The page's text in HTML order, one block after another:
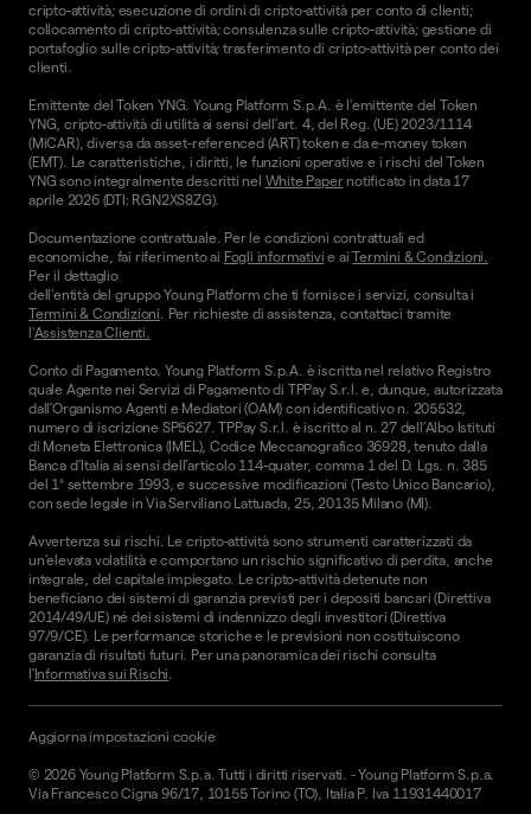
cripto-attività; esecuzione di ordini di cripto-attività per conto di clienti;
collocamento di cripto-attività; consulenza sulle cripto-attività; gestione di
portafoglio sulle cripto-attività; trasferimento di cripto-attività per conto dei
clienti.
Emittente del Token YNG. Young Platform S.p.A. è l'emittente del Token
YNG, cripto-attività di utilità ai sensi dell'art. 4, del Reg. (UE) 2023/1114
(MiCAR), diversa da asset-referenced (ART) token e da e-money token
(EMT). Le caratteristiche, i diritti, le funzioni operative e i rischi del Token
YNG sono integralmente descritti nel White Papernotificato in data 17
aprile 2026 (DTI: RGN2XS8ZG).
Documentazione contrattuale. Per le condizioni contrattuali ed
economiche, fai riferimento ai Fogli informativi e aiTermini & Condizioni.
Per il dettaglio
dell'entità del gruppo Young Platform che ti fornisce i servizi, consulta i
Termini & Condizioni . Per richieste di assistenza, contattaci tramite
l'Assistenza Clienti.
Conto di Pagamento. Young Platform S.p.A. è iscritta nel relativo Registro
quale Agente nei Servizi di Pagamento di TPPay S.r.l. e, dunque, autorizzata
dall’Organismo Agenti e Mediatori (OAM) con identificativo n. 205532,
numero di iscrizione SP5627. TPPay S.r.l. è iscritto al n. 27 dell’Albo Istituti
di Moneta Elettronica (IMEL), Codice Meccanografico 36928, tenuto dalla
Banca d’Italia ai sensi dell’articolo 114-quater, comma 1 del D. Lgs. n. 385
del 1° settembre 1993, e successive modificazioni (Testo Unico Bancario),
con sede legale in Via Serviliano Lattuada, 25, 20135 Milano (MI).
Avvertenza sui rischi. Le cripto-attività sono strumenti caratterizzati da
un'elevata volatilità e comportano un rischio significativo di perdita, anche
integrale, del capitale impiegato. Le cripto-attività detenute non
beneficiano dei sistemi di garanzia previsti per i depositi bancari (Direttiva
2014/49/UE) né dei sistemi di indennizzo degli investitori (Direttiva
97/9/CE). Le performance storiche e le previsioni non costituiscono
garanzia di risultati futuri. Per una panoramica dei rischi consulta
l'Informativa sui Rischi
© 2026 Young Platform S.p.a. Tutti i diritti riservati. -Young Platform S.p.a.
Via Francesco Cigna 96/17, 10155 Torino (TO), Italia P. Iva 11931440017
Aggiorna impostazioni cookie